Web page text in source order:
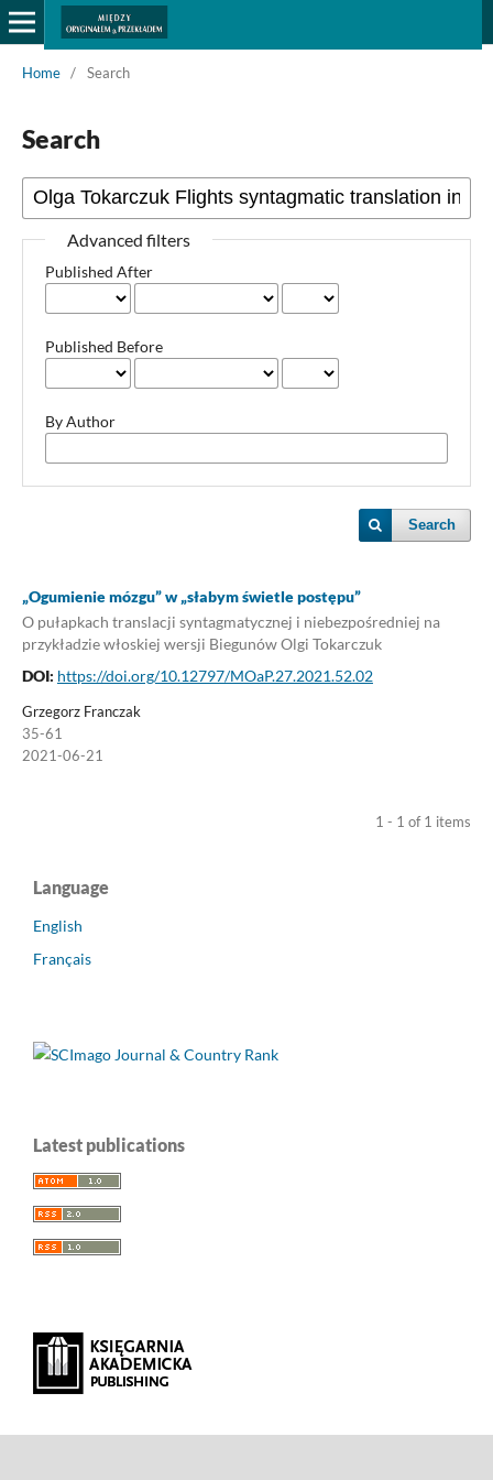
Home / Search
Search
Advanced filters
Published After
Published Before
By Author
Search
„Ogumienie mózgu” w „słabym świetle postępu”
O pułapkach translacji syntagmatycznej i niebezpośredniej na
przykładzie włoskiej wersji Biegunów Olgi Tokarczuk
DOI: https://doi.org/10.12797/MOaP.27.2021.52.02
Grzegorz Franczak
35-61
2021-06-21
1 - 1 of 1 items
Language
English
Français
Latest publications